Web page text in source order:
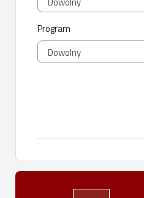
Program